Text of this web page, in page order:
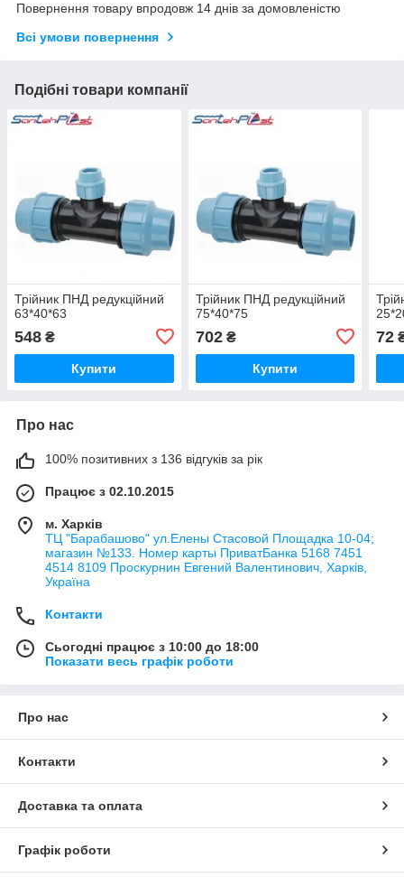
Повернення товару впродовж 14 днів за домовленістю
Всі умови повернення
Подібні товари компанії
Трійник ПНД редукційний
63*40*63
548 ₴
Купити
Трійник ПНД редукційний
75*40*75
702₴
Купити
72
Про нас
100% позитивних з 136 відгуків за рік
Працює з 02.10.2015
м. Харків
ТЦ "Барабашово" ул.Елены Стасовой Площадка 10-04;
магазин №133. Номер карты ПриватБанка 5168 7451
4514 8109 Проскурнин Евгений Валентинович, Харків,
Україна
Контакти
Сьогодні працює з 10:00 до 18:00
Показати весь графік роботи
Про нас
Контакти
Доставка та оплата
Графік роботи